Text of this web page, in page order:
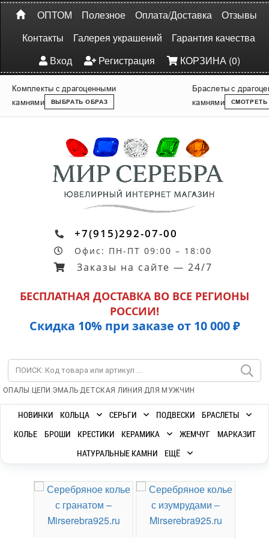
ОПТОМ Полезное Оплата/Доставка
Отзывы
Контакты
Галерея украшений
Гарантия качества
Вход
Регистрация КОРЗИНА (0)
Комплекты с драгоценными
камнями
ВЫБРАТЬ ОБРАЗ
Браслеты с
камнями
СМОТРЕТЬ
+7(915)292-07-00
Офис: ПН-ПТ 09:00 – 18:00
Заказы на сайте — 24/7
БЕСПЛАТНАЯ ДОСТАВКА ВО ВСЕ РЕГИОНЫ
РОССИИ!
Скидка 10% при заказе от 10 000 ₽
ОПАЛЫ | ЦЕПИ |ЭМАЛЬ|ДЕТСКАЯ ЛИНИЯ |ДЛЯ МУЖЧИН
НОВИНКИ КОЛЬЦА СЕРЬГИ ПОДВЕСКИ
БРАСЛЕТЫ
КОЛЬЕ
БРОШИ КРЕСТИКИ КЕРАМИКА ЖЕМЧУГ
МАРКАЗИТ
НАТУРАЛЬНЫЕ КАМНИ
ЕЩЁ